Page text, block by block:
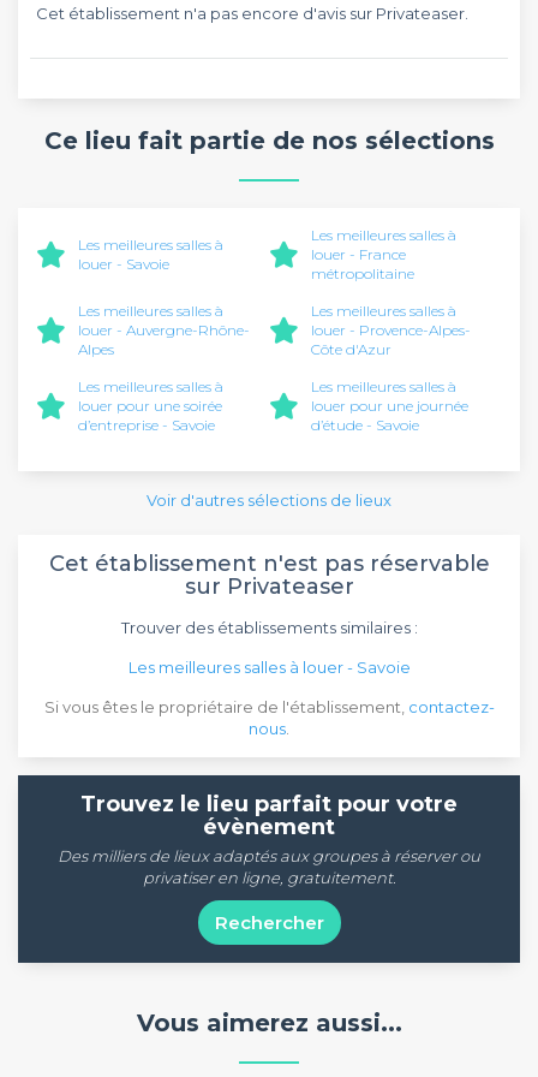
Cet établissement n'a pas encore d'avis sur Privateaser.
Ce lieu fait partie de nos sélections
Les meilleures salles à
louer - Savoie
Les meilleures salles à
louer - France
métropolitaine
Les meilleures salles à
louer - Auvergne-Rhône-
Alpes
Les meilleures salles à
louer - Provence-Alpes-
Côte d'Azur
Les meilleures salles à
louer pour une soirée
d’entreprise - Savoie
Les meilleures salles à
louer pour une journée
d’étude - Savoie
Voir d'autres sélections de lieux
Cet établissement n'est pas réservable
sur Privateaser
Trouver des établissements similaires :
Les meilleures salles à louer - Savoie
Si vous êtes le propriétaire de l'établissement, contactez-
nous
Trouvez le lieu parfait pour votre
évènement
Des milliers de lieux adaptés aux groupes à réserver ou
privatiser en ligne, gratuitement.
Rechercher
Vous aimerez aussi...